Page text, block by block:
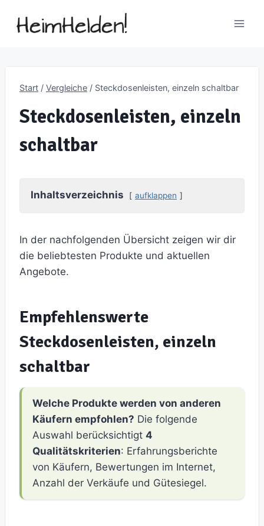
Inhalt
Start / Vergleiche / Steckdosenleisten, einzeln schaltbar
Steckdosenleisten, einzeln
schaltbar
Inhaltsverzeichnis aufklappen
In der nachfolgenden Übersicht zeigen wir dir
die beliebtesten Produkte und aktuellen
Angebote.
Empfehlenswerte
Steckdosenleisten, einzeln
schaltbar
Welche Produkte werden von anderen
Käufern empfohlen? Die folgende
Auswahl berücksichtigt 4
Qualitätskriterien: Erfahrungsberichte
von Käufern, Bewertungen im Internet,
Anzahl der Verkäufe und Gütesiegel.